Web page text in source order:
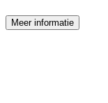
Meer informatie